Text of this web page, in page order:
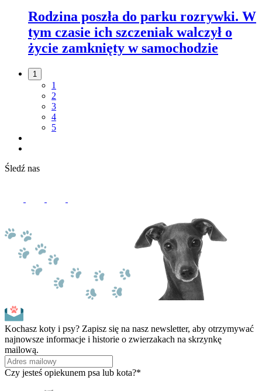
Rodzina poszła do parku rozrywki. W
tym czasie ich szczeniak walczył o
życie zamknięty w samochodzie
1
1
2
3
4
5
Śledź nas
Kochasz koty i psy? Zapisz się na nasz newsletter, aby otrzymywać
najnowsze informacje i historie o zwierzakach na skrzynkę
mailową.
Czy jesteś opiekunem psa lub kota?*